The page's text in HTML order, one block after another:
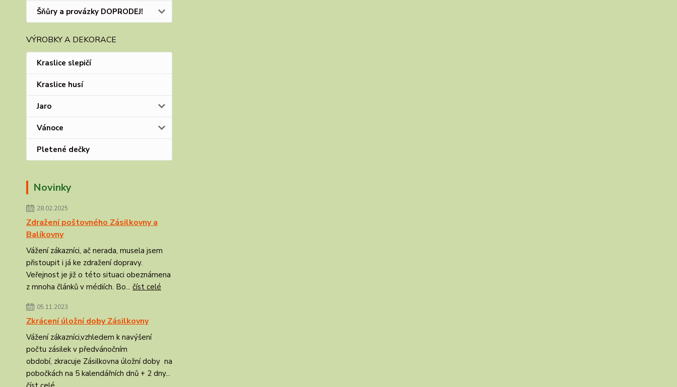
Šňůry a provázky DOPRODEJ!
VÝROBKY A DEKORACE
Kraslice slepičí
Kraslice husí
Jaro
Vánoce
Pletené dečky
Novinky
28.02.2025
Zdražení poštovného Zásilkovny a
Balíkovny
Vážení zákazníci, ač nerada, musela jsem
přistoupit i já ke zdražení dopravy.
Veřejnost je již o této situaci obeznámena
z mnoha článků v médiích. Bo... číst celé
05.11.2023
Zkrácení úložní doby Zásilkovny
Vážení zákazníci,vzhledem k navýšení
počtu zásilek v předvánočním
období, zkracuje Zásilkovna úložní doby na
pobočkách na 5 kalendářních dnů + 2 dny...